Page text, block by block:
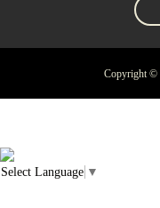
Copyright ©
Select Language ▼